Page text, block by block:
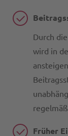
Durch
wird in
Früher